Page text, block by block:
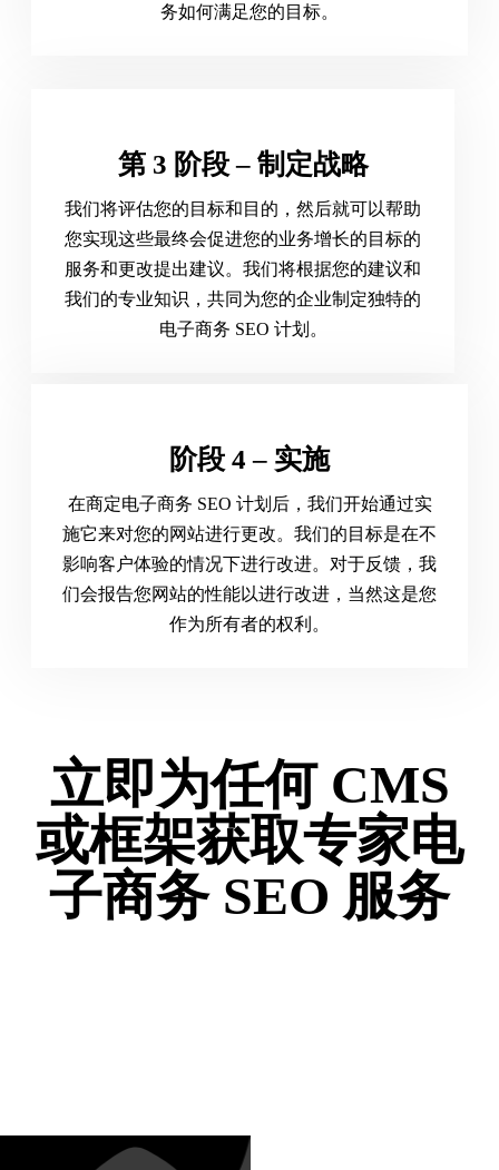
务如何满足您的目标。
第 3 阶段 – 制定战略
我们将评估您的目标和目的，然后就可以帮助
您实现这些最终会促进您的业务增长的目标的
服务和更改提出建议。我们将根据您的建议和
我们的专业知识，共同为您的企业制定独特的
电子商务 SEO 计划。
阶段 4 – 实施
在商定电子商务 SEO 计划后，我们开始通过实
施它来对您的网站进行更改。我们的目标是在不
影响客户体验的情况下进行改进。对于反馈，我
们会报告您网站的性能以进行改进，当然这是您
作为所有者的权利。
立即为任何 CMS
或框架获取专家电
子商务 SEO 服务